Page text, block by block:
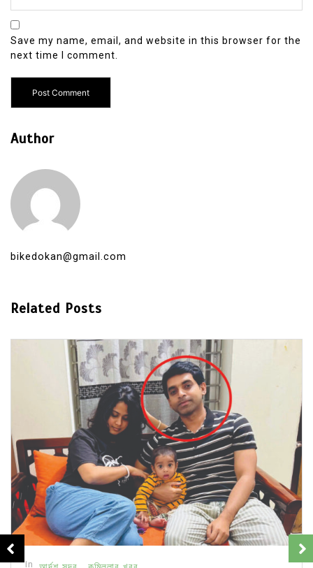
Save my name, email, and website in this browser for the
next time I comment.
Author
bikedokan@gmail.com
Related Posts
In